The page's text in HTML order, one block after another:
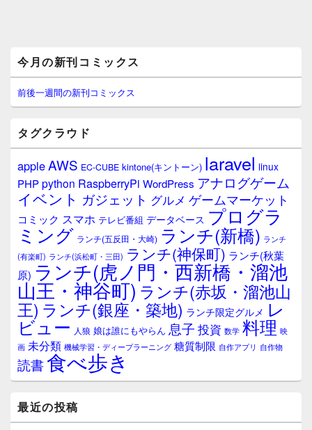
イ
ン
サ
イ
ウ
ィ
ジ
ェ
ア
今月の新刊コミックス
前後一週間の新刊コミックス
タグクラウド
appleAWS EC-CUBE kintone(キントーン) laravel linux
PHPpython RaspberryPi WordPress アナログゲーム
イベント ガジェット グルメ ゲームマーケット
コミック スマホ テレビ番組 データベース プログラ
ミング ランチ(五反田・大崎) ランチ(新橋) ランチ
(有楽町) ランチ(浜松町・三田) ランチ(神保町) ランチ(秋葉
原) ランチ(虎ノ門・西新橋・溜池
山王・神谷町) ランチ(赤坂・溜池山
王) ランチ(銀座・築地) ランチ限定グルメ レ
ビュー 人狼 娘は誰にもやらん 息子 投資 数学 料理 映
画 未分類 機械学習・ディープラーニング 糖質制限 自作アプリ 自作物
読書食べ歩き
最近の投稿